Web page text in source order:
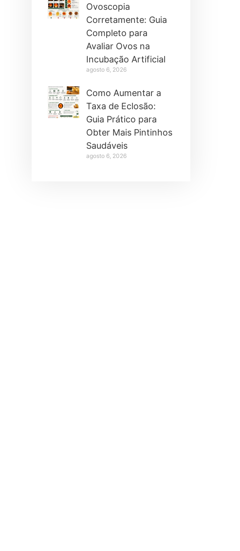
Ovoscopia
Corretamente: Guia
Completo para
Avaliar Ovos na
Incubação Artificial
agosto 6, 2026
Como Aumentar a
Taxa de Eclosão:
Guia Prático para
Obter Mais Pintinhos
Saudáveis
agosto 6, 2026